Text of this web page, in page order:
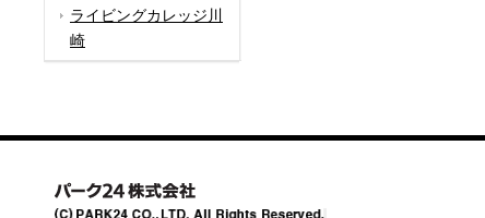
ライビングカレッジ川
崎